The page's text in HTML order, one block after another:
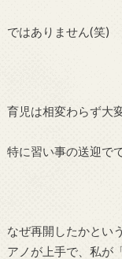
ではありません(笑)
育児は相変わらず大変
特に習い事の送迎で
なぜ再開したかとい
アノが上手で、私が